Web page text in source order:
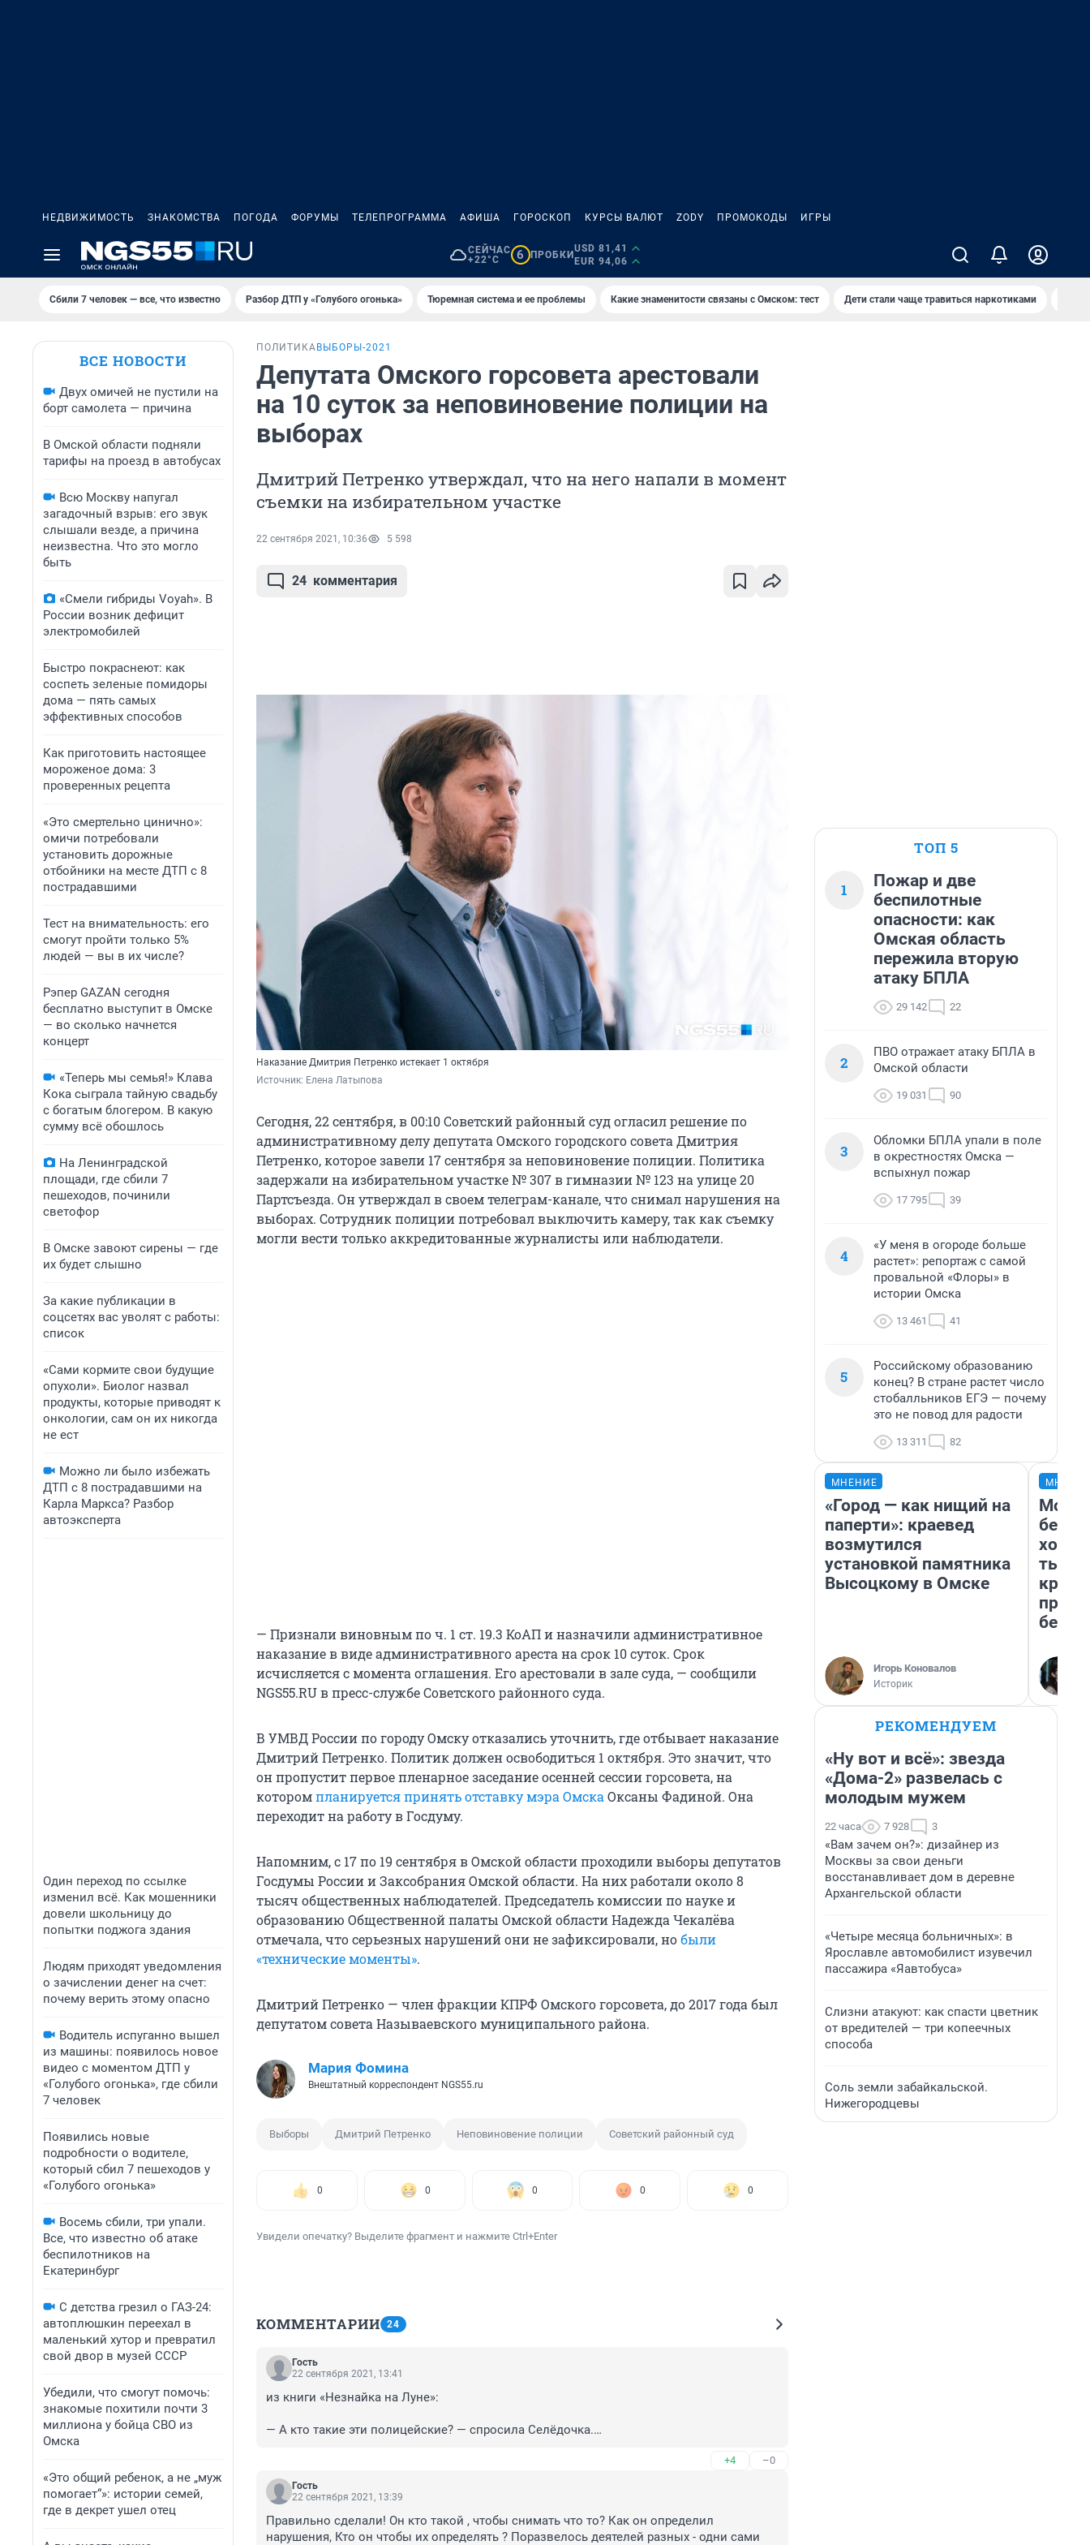
НЕДВИЖИМОСТЬ ЗНАКОМСТВА ПОГОДА ФОРУМЫ ТЕЛЕПРОГРАММА АФИША ГОРОСКОП КУРСЫ ВАЛЮТ ZODY ПРОМОКОДЫ ИГРЫ
СЕЙЧАС
+22°C
6 ПРОБКИ
USD 81,41
EUR 94,06
Сбили 7 человек — все, что известно Разбор ДТП у «Голубого огонька» Тюремная система и ее проблемы Какие знаменитости связаны с Омском: тест Дети стали чаще травиться наркотиками
ВСЕ НОВОСТИ
Двух омичей не пустили на
борт самолета — причина
В Омской области подняли
тарифы на проезд в автобусах
Всю Москву напугал
загадочный взрыв: его звук
слышали везде, а причина
неизвестна. Что это могло
быть
«Смели гибриды Voyah». В
России возник дефицит
электромобилей
Быстро покраснеют: как
соспеть зеленые помидоры
дома — пять самых
эффективных способов
Как приготовить настоящее
мороженое дома: 3
проверенных рецепта
«Это смертельно цинично»:
омичи потребовали
установить дорожные
отбойники на месте ДТП с 8
пострадавшими
Тест на внимательность: его
смогут пройти только 5%
людей — вы в их числе?
Рэпер GAZAN сегодня
бесплатно выступит в Омске
— во сколько начнется
концерт
«Теперь мы семья!» Клава
Кока сыграла тайную свадьбу
с богатым блогером. В какую
сумму всё обошлось
На Ленинградской
площади, где сбили 7
пешеходов, починили
светофор
В Омске завоют сирены — где
их будет слышно
За какие публикации в
соцсетях вас уволят с работы:
список
«Сами кормите свои будущие
опухоли». Биолог назвал
продукты, которые приводят к
онкологии, сам он их никогда
не ест
Можно ли было избежать
ДТП с 8 пострадавшими на
Карла Маркса? Разбор
автоэксперта
Один переход по ссылке
изменил всё. Как мошенники
довели школьницу до
попытки поджога здания
Людям приходят уведомления
о зачислении денег на счет:
почему верить этому опасно
Водитель испуганно вышел
из машины: появилось новое
видео с моментом ДТП у
«Голубого огонька», где сбили
7 человек
Появились новые
подробности о водителе,
который сбил 7 пешеходов у
«Голубого огонька»
Восемь сбили, три упали.
Все, что известно об атаке
беспилотников на
Екатеринбург
С детства грезил о ГАЗ-24:
автоплюшкин переехал в
маленький хутор и превратил
свой двор в музей СССР
Убедили, что смогут помочь:
знакомые похитили почти 3
миллиона у бойца СВО из
Омска
«Это общий ребенок, а не „муж
помогает“»: истории семей,
где в декрет ушел отец
ПОЛИТИКА ВЫБОРЫ-2021
Депутата Омского горсовета арестовали
на 10 суток за неповиновение полиции на
выборах
Дмитрий Петренко утверждал, что на него напали в момент
съемки на избирательном участке
22 сентября 2021, 10:36 5 598
24 комментария
Наказание Дмитрия Петренко истекает 1 октября
Источник: Елена Латыпова
Сегодня, 22 сентября, в 00:10 Советский районный суд огласил решение по
административному делу депутата Омского городского совета Дмитрия
Петренко, которое завели 17 сентября за неповиновение полиции. Политика
задержали на избирательном участке № 307 в гимназии № 123 на улице 20
Партсъезда. Он утверждал в своем телеграм-канале, что снимал нарушения на
выборах. Сотрудник полиции потребовал выключить камеру, так как съемку
могли вести только аккредитованные журналисты или наблюдатели.
— Признали виновным по ч. 1 ст. 19.3 КоАП и назначили административное
наказание в виде административного ареста на срок 10 суток. Срок
исчисляется с момента оглашения. Его арестовали в зале суда, — сообщили
NGS55.RU в пресс-службе Советского районного суда.
В УМВД России по городу Омску отказались уточнить, где отбывает наказание
Дмитрий Петренко. Политик должен освободиться 1 октября. Это значит, что
он пропустит первое пленарное заседание осенней сессии горсовета, на
которомпланируется принять отставку мэра Омска Оксаны Фадиной. Она
переходит на работу в Госдуму.
Напомним, с 17 по 19 сентября в Омской области проходили выборы депутатов
Госдумы России и Заксобрания Омской области. На них работали около 8
тысяч общественных наблюдателей. Председатель комиссии по науке и
образованию Общественной палаты Омской области Надежда Чекалёва
отмечала, что серьезных нарушений они не зафиксировали, нобыли
«технические моменты».
Дмитрий Петренко — член фракции КПРФ Омского горсовета, до 2017 года был
депутатом совета Называевского муниципального района.
Мария Фомина
Внештатный корреспондент NGS55.ru
Выборы Дмитрий Петренко Неповиновение полиции Советский районный суд
0 0 0 0 0
Увидели опечатку? Выделите фрагмент и нажмите Ctrl+Enter
КОММЕНТАРИИ 24
Гость
22 сентября 2021, 13:41
из книги «Незнайка на Луне»:
— А кто такие эти полицейские? — спросила Селёдочка.
— Бандиты! — с раздражением сказал Колосок. — Честное слово, бандиты! По-
настоящему, обязанность полицейских — защищать население от грабителей, в
действительности же они защищают лишь богачей. А богачи-то и есть самые
придумывают. А какая, скажите, разница, по закону меня ограбят или не по закону? Да
+4 –0
Гость
22 сентября 2021, 13:39
Правильно сделали! Он кто такой , чтобы снимать что то? Как он определил
нарушения, Кто он чтобы их определять ? Поразвелось деятелей разных - одни сами
ТОП 5
1
Пожар и две
беспилотные
опасности: как
Омская область
пережила вторую
атаку БПЛА
29 142 22
2
ПВО отражает атаку БПЛА в
Омской области
19 031 90
3
Обломки БПЛА упали в поле
в окрестностях Омска —
вспыхнул пожар
17 795 39
4
«У меня в огороде больше
растет»: репортаж с самой
провальной «Флоры» в
истории Омска
13 461 41
5
Российскому образованию
конец? В стране растет число
стобалльников ЕГЭ — почему
это не повод для радости
13 311 82
МНЕНИЕ
«Город — как нищий на
паперти»: краевед
возмутился
установкой памятника
Высоцкому в Омске
Игорь Коновалов
Историк
Мой
РЕКОМЕНДУЕМ
«Ну вот и всё»: звезда
«Дома-2» развелась с
молодым мужем
22 часа 7 928 3
«Вам зачем он?»: дизайнер из
Москвы за свои деньги
восстанавливает дом в деревне
Архангельской области
«Четыре месяца больничных»: в
Ярославле автомобилист изувечил
пассажира «Яавтобуса»
Слизни атакуют: как спасти цветник
от вредителей — три копеечных
способа
Соль земли забайкальской.
Нижегородцевы